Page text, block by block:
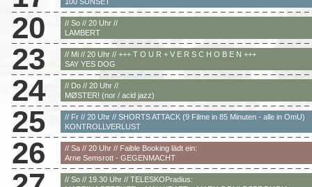
20
// So // 20 Uhr //
LAMBERT
23
// Mi // 20 Uhr // +++ T O U R + V E R S C H O B E N +++
SAY YES DOG
24
// Do // 20 Uhr //
MØSTER! (nor / acid jazz)
25
// Fr // 20 Uhr // SHORTS ATTACK (9 Filme in 85 Minuten - alle in OmU)
KONTROLLVERLUST
26
// Sa // 20 Uhr // Faible Booking lädt ein:
Arne Semsrott - GEGENMACHT
// So // 19.30 Uhr // TELESKOPradius: